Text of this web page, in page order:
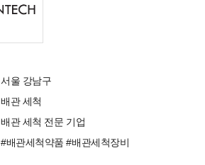
서울 강남구
배관 세척
배관 세척 전문 기업
#배관세척약품 #배관세척장비